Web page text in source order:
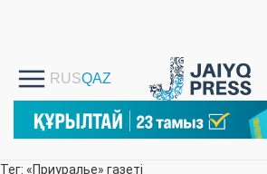
Тег: «Приуралье» газеті